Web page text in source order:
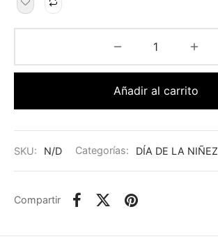
Añadir al carrito
SKU: N/D Categorías: DÍA DE LA NIÑEZ
Compartir